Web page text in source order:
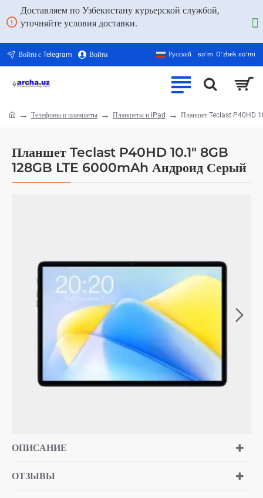
Доставляем по Узбекистану курьерской службой,
уточняйте условия доставки.
Войти с Telegram Войти Русский soʻm Oʻzbek soʻmi
Планшет Teclast P40HD 10.1" 8GB
128GB LTE 6000mAh Андроид Серый
Телефоны и планшеты Планшеты и iPad Планшет Teclast P40HD
ОПИСАНИЕ
ОТЗЫВЫ